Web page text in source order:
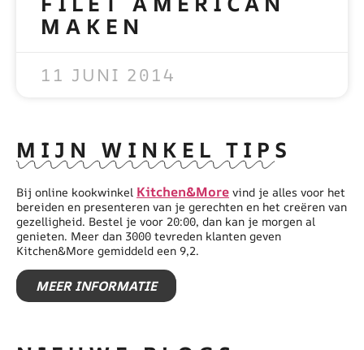
MAKEN
11 JUNI 2014
MIJN WINKEL TIPS
Bij online kookwinkel Kitchen&More vind je alles voor het
bereiden en presenteren van je gerechten en het creëren van
gezelligheid. Bestel je voor 20:00, dan kan je morgen al
genieten. Meer dan 3000 tevreden klanten geven
Kitchen&More gemiddeld een 9,2.
MEER INFORMATIE